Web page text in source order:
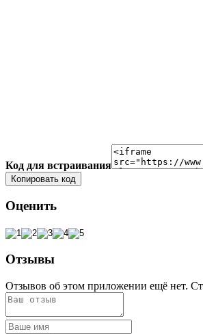
Код для встраивания
Копировать код
Оценить
Отзывы
Отзывов об этом приложении ещё нет.